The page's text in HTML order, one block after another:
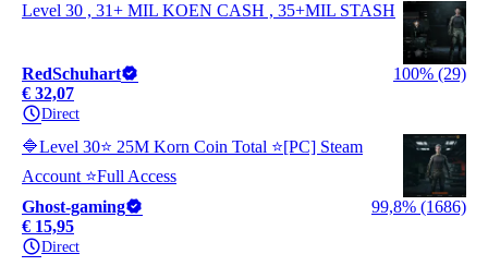
Level 30 , 31+ MIL KOEN CASH , 35+MIL STASH
RedSchuhart
100% (29)
€ 32,07
Direct
🔷Level 30⭐ 25M Korn Coin Total ⭐[PC] Steam
Account ⭐Full Access
Ghost-gaming
99,8% (1686)
€ 15,95
Direct